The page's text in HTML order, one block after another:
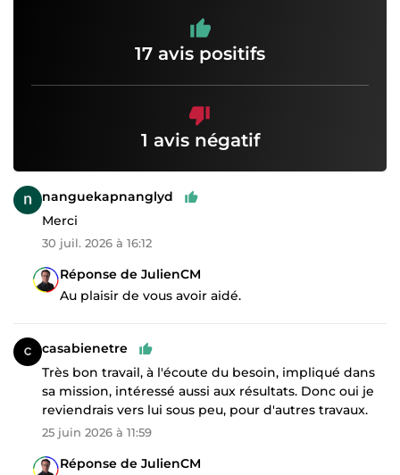
17 avis positifs
1 avis négatif
nanguekapnanglyd
Merci
30 juil. 2026 à 16:12
Réponse de JulienCM
Au plaisir de vous avoir aidé.
casabienetre
Très bon travail, à l'écoute du besoin, impliqué dans
sa mission, intéressé aussi aux résultats. Donc oui je
reviendrais vers lui sous peu, pour d'autres travaux.
25 juin 2026 à 11:59
Réponse de JulienCM